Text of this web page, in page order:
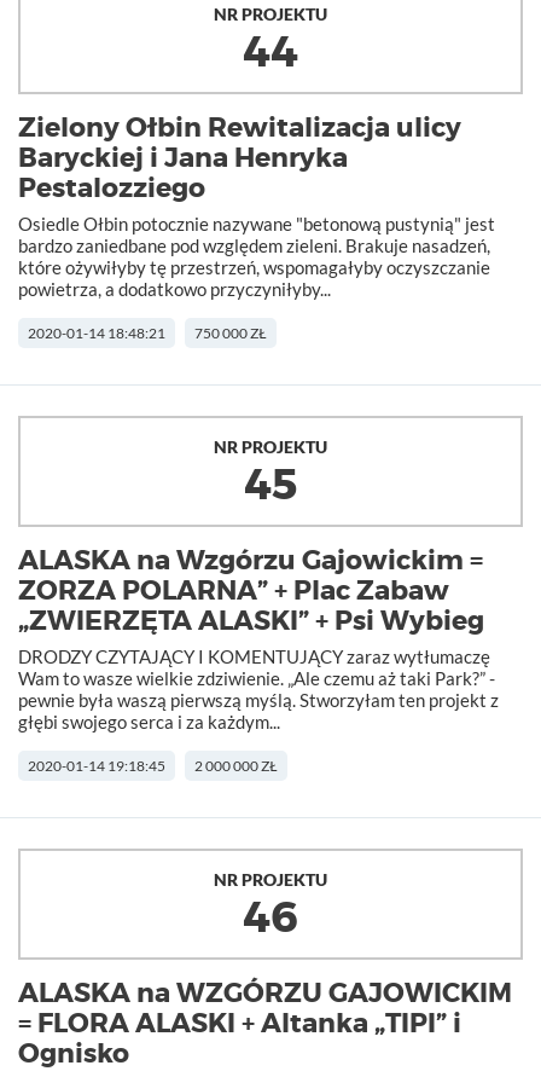
NR PROJEKTU
44
Zielony Ołbin Rewitalizacja ulicy
Baryckiej i Jana Henryka
Pestalozziego
Osiedle Ołbin potocznie nazywane "betonową pustynią" jest
bardzo zaniedbane pod względem zieleni. Brakuje nasadzeń,
które ożywiłyby tę przestrzeń, wspomagałyby oczyszczanie
powietrza, a dodatkowo przyczyniłyby...
2020-01-14 18:48:21 750 000 ZŁ
NR PROJEKTU
45
ALASKA na Wzgórzu Gajowickim =
ZORZA POLARNA” + Plac Zabaw
„ZWIERZĘTA ALASKI” + Psi Wybieg
DRODZY CZYTAJĄCY I KOMENTUJĄCY zaraz wytłumaczę
Wam to wasze wielkie zdziwienie. „Ale czemu aż taki Park?” -
pewnie była waszą pierwszą myślą. Stworzyłam ten projekt z
głębi swojego serca i za każdym...
2020-01-14 19:18:45 2 000 000 ZŁ
NR PROJEKTU
46
ALASKA na WZGÓRZU GAJOWICKIM
= FLORA ALASKI + Altanka „TIPI” i
Ognisko